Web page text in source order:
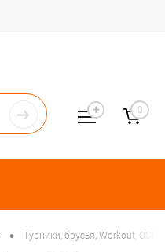
0
• Турники, брусья, Workout, OCR